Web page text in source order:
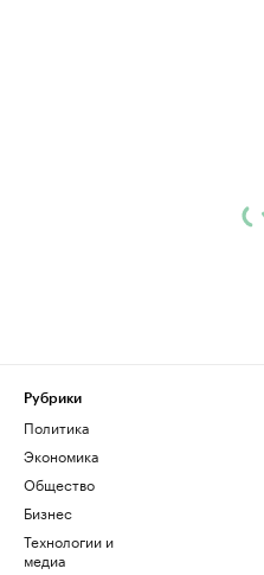
Рубрики
Политика
Экономика
Общество
Бизнес
Технологии и
медиа